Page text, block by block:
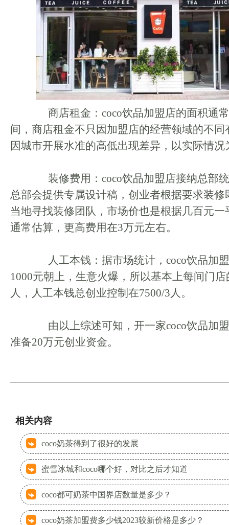
商店租金：coco饮品加盟店的面积通常
间，商店租金不只因加盟店的经营领域的不
因城市开展水准的高低出现差异，以实际情况
装修费用：coco饮品加盟店接纳总部
总部会提供专属设计稿，创业者根据要求装修
当地寻找装修团队，市场价也是根据几百元
通常估算，更高费用在3万元左右。
人工本钱：据市场统计，coco饮品加
1000元朝上，生意火爆，所以基本上每间门
人，人工本钱总创业控制在7500/3人。
由以上综述可知，开一家coco饮品加
准备20万元创业资金。
相关内容
coco奶茶得到了很好的发展
蜜雪冰城和coco哪个好，对比之后才知道
coco都可奶茶中国界店数量是多少？
coco奶茶加盟费多少钱2023较新价格是多少？